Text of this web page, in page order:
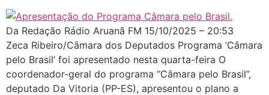
Da Redação Rádio Aruanã FM 15/10/2025 – 20:53
Zeca Ribeiro/Câmara dos Deputados Programa ‘Câmara
pelo Brasil’ foi apresentado nesta quarta-feira O
coordenador-geral do programa “Câmara pelo Brasil”,
deputado Da Vitoria (PP-ES), apresentou o plano a